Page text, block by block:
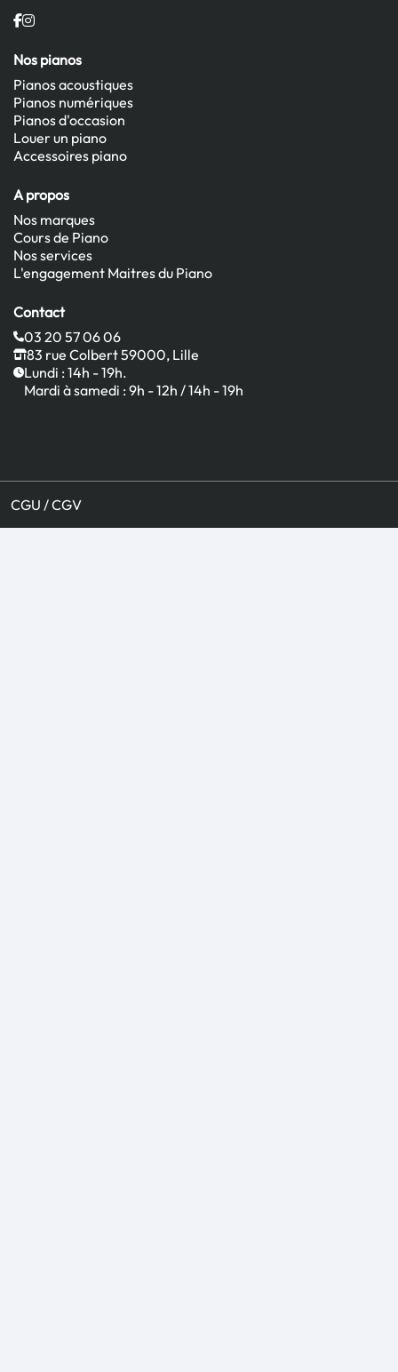
Nos pianos
Pianos acoustiques
Pianos numériques
Pianos d'occasion
Louer un piano
Accessoires piano
A propos
Nos marques
Cours de Piano
Nos services
L'engagement Maitres du Piano
Contact
03 20 57 06 06
83 rue Colbert 59000, Lille
Lundi : 14h - 19h.
Mardi à samedi : 9h - 12h / 14h - 19h
CGU / CGV